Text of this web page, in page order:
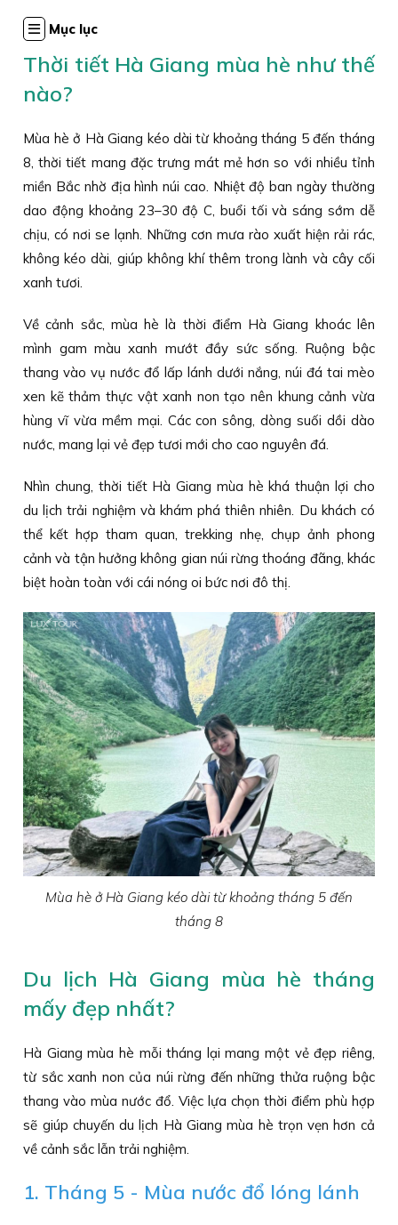
Mục lục
Thời tiết Hà Giang mùa hè như thế
nào?
Mùa hè ở Hà Giang kéo dài từ khoảng tháng 5 đến tháng
8, thời tiết mang đặc trưng mát mẻ hơn so với nhiều tỉnh
miền Bắc nhờ địa hình núi cao. Nhiệt độ ban ngày thường
dao động khoảng 23–30 độ C, buổi tối và sáng sớm dễ
chịu, có nơi se lạnh. Những cơn mưa rào xuất hiện rải rác,
không kéo dài, giúp không khí thêm trong lành và cây cối
xanh tươi.
Về cảnh sắc, mùa hè là thời điểm Hà Giang khoác lên
mình gam màu xanh mướt đầy sức sống. Ruộng bậc
thang vào vụ nước đổ lấp lánh dưới nắng, núi đá tai mèo
xen kẽ thảm thực vật xanh non tạo nên khung cảnh vừa
hùng vĩ vừa mềm mại. Các con sông, dòng suối dồi dào
nước, mang lại vẻ đẹp tươi mới cho cao nguyên đá.
Nhìn chung, thời tiết Hà Giang mùa hè khá thuận lợi cho
du lịch trải nghiệm và khám phá thiên nhiên. Du khách có
thể kết hợp tham quan, trekking nhẹ, chụp ảnh phong
cảnh và tận hưởng không gian núi rừng thoáng đãng, khác
biệt hoàn toàn với cái nóng oi bức nơi đô thị.
Mùa hè ở Hà Giang kéo dài từ khoảng tháng 5 đến
tháng 8
Du lịch Hà Giang mùa hè tháng
mấy đẹp nhất?
Hà Giang mùa hè mỗi tháng lại mang một vẻ đẹp riêng,
từ sắc xanh non của núi rừng đến những thửa ruộng bậc
thang vào mùa nước đổ. Việc lựa chọn thời điểm phù hợp
sẽ giúp chuyến du lịch Hà Giang mùa hè trọn vẹn hơn cả
về cảnh sắc lẫn trải nghiệm.
1. Tháng 5 - Mùa nước đổ lóng lánh